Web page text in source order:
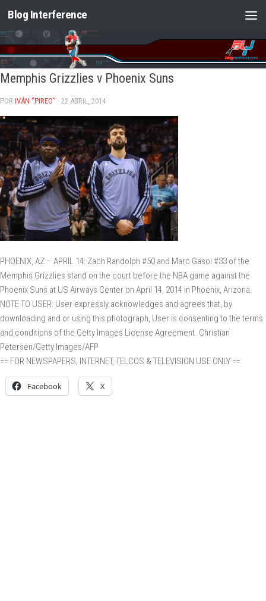
Saltar al contenido
Blog Interference
Memphis Grizzlies v Phoenix Suns
POR IVÁN "PIREO" · 22 ABRIL, 2014
PHOENIX, AZ – APRIL 14: Zach Randolph #50 and Marc Gasol #33 of the
Memphis Grizzlies stand on the court before the NBA game against the
Phoenix Suns at US Airways Center on April 14, 2014 in Phoenix, Arizona.
NOTE TO USER: User expressly acknowledges and agrees that, by
downloading and or using this photograph, User is consenting to the terms
and conditions of the Getty Images License Agreement. Christian
Petersen/Getty Images/AFP
== FOR NEWSPAPERS, INTERNET, TELCOS & TELEVISION USE ONLY ==
Facebook X